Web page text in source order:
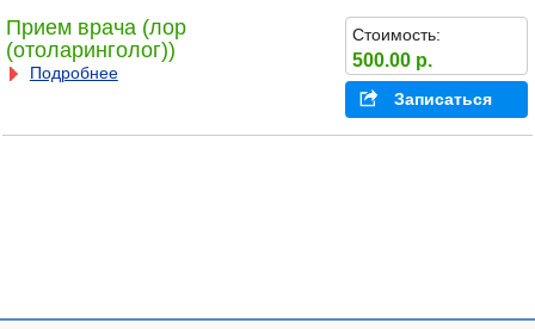
Прием врача (лор
(отоларинголог))
Подробнее
Стоимость:
500.00 р.
Записаться